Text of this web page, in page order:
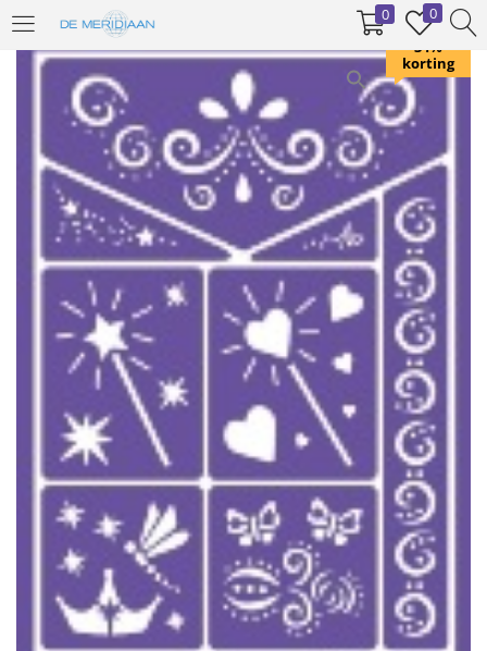
0 0
INLOGGEN REGISTREREN
Voer uw gebruikersnaam en wachtwoord in om in te loggen.
Onthoud mij
Inloggen
Wachtwoord vergeten?
34%
korting